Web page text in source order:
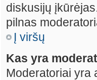
diskusijų
pilnas
Į viršų
Kas yra
Moderatoriai yra